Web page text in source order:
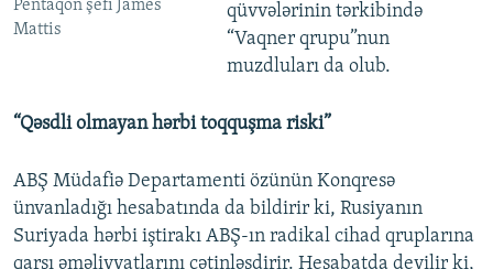
Pentaqon şefi James
Mattis
qüvvələrinin tərkibində
“Vaqner qrupu”nun
muzdluları da olub.
“Qəsdli olmayan hərbi toqquşma riski”
ABŞ Müdafiə Departamenti özünün Konqresə
ünvanladığı hesabatında da bildirir ki, Rusiyanın
Suriyada hərbi iştirakı ABŞ-ın radikal cihad qruplarına
qarşı əməliyyatlarını çətinləşdirir. Hesabatda deyilir ki,